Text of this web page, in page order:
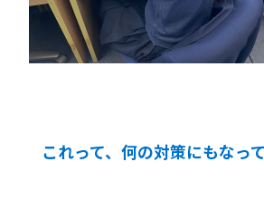
これって、何の対策にもなっ